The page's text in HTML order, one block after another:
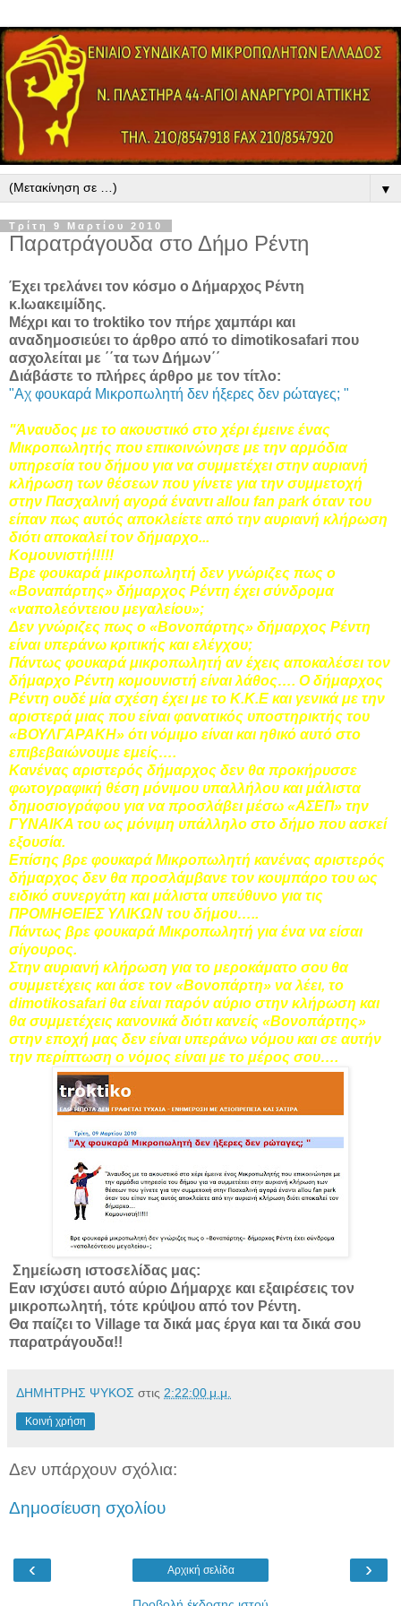
▼
Τρίτη 9 Μαρτίου 2010
Παρατράγουδα στο Δήμο Ρέντη
Έχει τρελάνει τον κόσμο ο Δήμαρχος Ρέντη
κ.Ιωακειμίδης.
Μέχρι και το troktiko τον πήρε χαμπάρι και
αναδημοσιεύει το άρθρο από το dimotikosafari που
ασχολείται με ΄΄τα των Δήμων΄΄
Διάβάστε το πλήρες άρθρο με τον τίτλο:
"Αχ φουκαρά Μικροπωλητή δεν ήξερες δεν ρώταγες; "
"Άναυδος με το ακουστικό στο χέρι έμεινε ένας
Μικροπωλητής που επικοινώνησε με την αρμόδια
υπηρεσία του δήμου για να συμμετέχει στην αυριανή
κλήρωση των θέσεων που γίνετε για την συμμετοχή
στην Πασχαλινή αγορά έναντι allou fan park όταν του
είπαν πως αυτός αποκλείετε από την αυριανή κλήρωση
διότι αποκαλεί τον δήμαρχο...
Κομουνιστή!!!!!
Βρε φουκαρά μικροπωλητή δεν γνώριζες πως ο
«Βοναπάρτης» δήμαρχος Ρέντη έχει σύνδρομα
«ναπολεόντειου μεγαλείου»;
Δεν γνώριζες πως ο «Βονοπάρτης» δήμαρχος Ρέντη
είναι υπεράνω κριτικής και ελέγχου;
Πάντως φουκαρά μικροπωλητή αν έχεις αποκαλέσει τον
δήμαρχο Ρέντη κομουνιστή είναι λάθος…. Ο δήμαρχος
Ρέντη ουδέ μία σχέση έχει με το Κ.Κ.Ε και γενικά με την
αριστερά μιας που είναι φανατικός υποστηρικτής του
«ΒΟΥΛΓΑΡΑΚΗ» ότι νόμιμο είναι και ηθικό αυτό στο
επιβεβαιώνουμε εμείς….
Κανένας αριστερός δήμαρχος δεν θα προκήρυσσε
φωτογραφική θέση μόνιμου υπαλλήλου και μάλιστα
δημοσιογράφου για να προσλάβει μέσω «ΑΣΕΠ» την
ΓΥΝΑΙΚΑ του ως μόνιμη υπάλληλο στο δήμο που ασκεί
εξουσία.
Επίσης βρε φουκαρά Μικροπωλητή κανένας αριστερός
δήμαρχος δεν θα προσλάμβανε τον κουμπάρο του ως
ειδικό συνεργάτη και μάλιστα υπεύθυνο για τις
ΠΡΟΜΗΘΕΙΕΣ ΥΛΙΚΩΝ του δήμου…..
Πάντως βρε φουκαρά Μικροπωλητή για ένα να είσαι
σίγουρος.
Στην αυριανή κλήρωση για το μεροκάματο σου θα
συμμετέχεις και άσε τον «Βονοπάρτη» να λέει, το
dimotikosafari θα είναι παρόν αύριο στην κλήρωση και
θα συμμετέχεις κανονικά διότι κανείς «Βονοπάρτης»
στην εποχή μας δεν είναι υπεράνω νόμου και σε αυτήν
την περίπτωση ο νόμος είναι με το μέρος σου….
Σημείωση ιστοσελίδας μας:
Εαν ισχύσει αυτό αύριο Δήμαρχε και εξαιρέσεις τον
μικροπωλητή, τότε κρύψου από τον Ρέντη.
Θα παίζει το Village τα δικά μας έργα και τα δικά σου
παρατράγουδα!!
ΔΗΜΗΤΡΗΣ ΨΥΚΟΣ στις 2:22:00 μ.μ.
Κοινή χρήση
Δεν υπάρχουν σχόλια:
Δημοσίευση σχολίου
‹ ›
Αρχική σελίδα